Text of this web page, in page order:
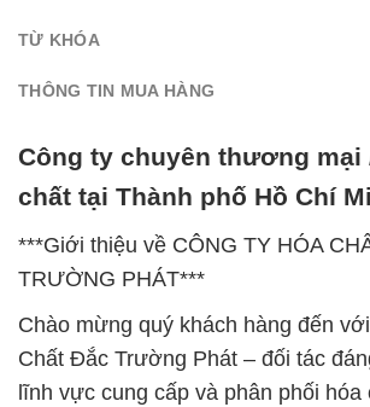
TỪ KHÓA
THÔNG TIN MUA HÀNG
Công ty chuyên thương mại
chất tại Thành phố Hồ Chí
***Giới thiệu về CÔNG TY HÓA
TRƯỜNG PHÁT***
Chào mừng quý khách hàng đến
Chất Đắc Trường Phát – đối tác
lĩnh vực cung cấp và phân phối